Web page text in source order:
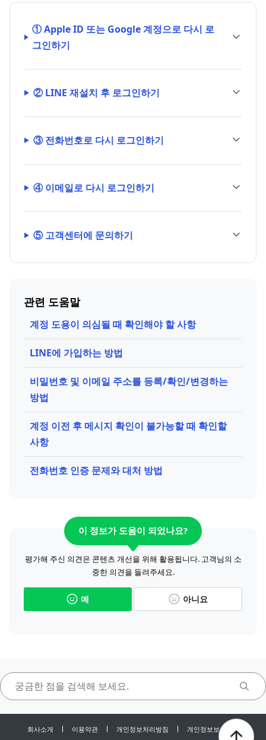
① Apple ID 또는 Google 계정으로 다시 로
그인하기
② LINE 재설치 후 로그인하기
③ 전화번호로 다시 로그인하기
④ 이메일로 다시 로그인하기
⑤ 고객센터에 문의하기
관련 도움말
계정 도용이 의심될 때 확인해야 할 사항
LINE에 가입하는 방법
비밀번호 및 이메일 주소를 등록/확인/변경하는
방법
계정 이전 후 메시지 확인이 불가능할 때 확인할
사항
전화번호 인증 문제와 대처 방법
이 정보가 도움이 되었나요?
평가해 주신 의견은 콘텐츠 개선을 위해 활용됩니다. 고객님의 소
중한 의견을 들려주세요.
예 아니요
회사소개 이용약관 개인정보처리방침 개인정보보호센터